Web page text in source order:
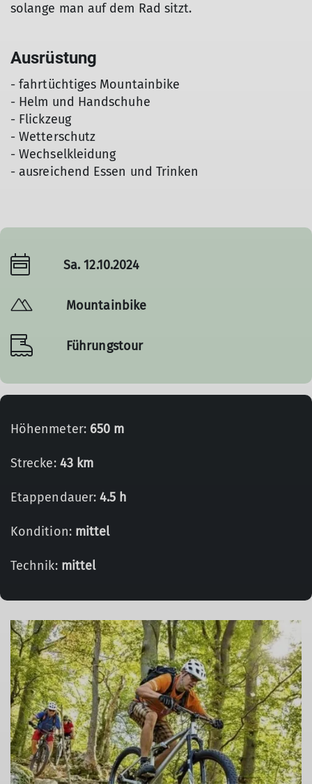
solange man auf dem Rad sitzt.
Ausrüstung
- fahrtüchtiges Mountainbike
- Helm und Handschuhe
- Flickzeug
- Wetterschutz
- Wechselkleidung
- ausreichend Essen und Trinken
Sa. 12.10.2024
Mountainbike
Führungstour
Höhenmeter: 650 m
Strecke: 43 km
Etappendauer:4.5 h
Kondition: mittel
Technik: mittel